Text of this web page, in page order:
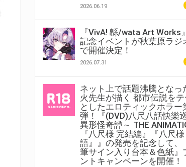
2026.06.19
『VivA! 緜/wata Art Works
記念イベントが秋葉原ラジ
で開催決定！
2026.07.31
ネット上で話題沸騰となっ
火先生が描く 都市伝説を
としたエロティックホラー
弾！『(DVD)八尺八話快樂
異形怪奇譚～ THE
『八尺様 完結編』『八尺
語』』の発売を記念して、
筆サイン入り台本＆色紙』
ントキャンペーンを開催！